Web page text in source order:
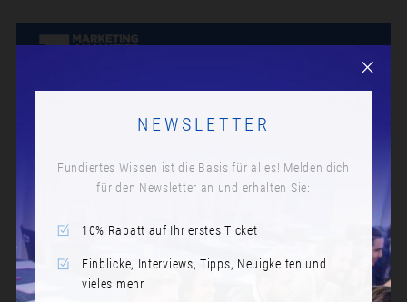
NEWSLETTER
Fundiertes Wissen ist die Basis für alles! Melden dich
für den Newsletter an und erhalten Sie:
10% Rabatt auf Ihr erstes Ticket
Einblicke, Interviews, Tipps, Neuigkeiten und
vieles mehr